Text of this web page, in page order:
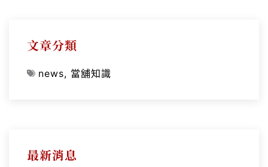
文章分類
news, 當舖知識
最新消息